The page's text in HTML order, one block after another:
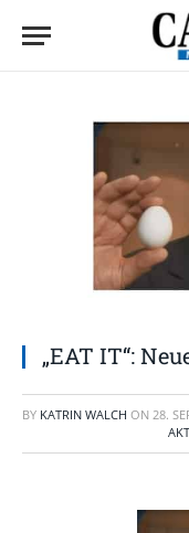
„EAT IT“:
BY KATRIN WALCH ON 28.